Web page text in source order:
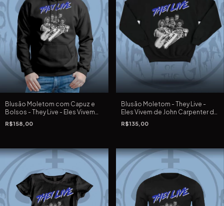
Blusão Moletom com Capuz e
Bolsos - They Live - Eles Vivem
de John Carpenter de 1988
R$158,00
Blusão Moletom - They Live -
Eles Vivem de John Carpenter de
1988
R$135,00